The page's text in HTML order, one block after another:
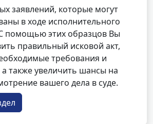
заявлений, которые могут
в ходе исполнительного
помощью этих образцов Вы
правильный исковой акт,
требования и
также увеличить шансы на
вашего дела в суде.